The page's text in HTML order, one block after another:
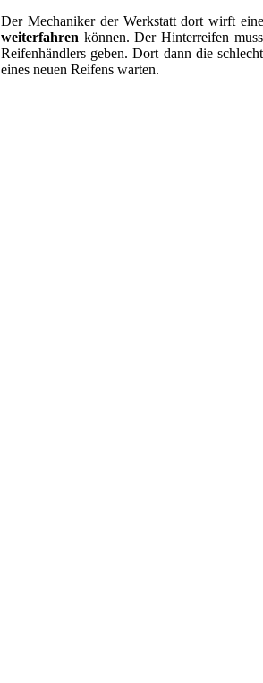
Der Mechaniker der Werkstatt dort wirft
weiterfahren können. Der Hinterreifen
Reifenhändlers geben. Dort dann die
eines neuen Reifens warten.